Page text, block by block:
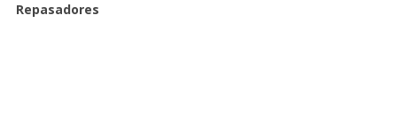
Repasadores